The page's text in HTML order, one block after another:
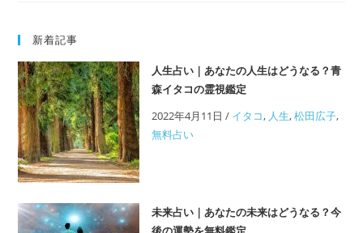
期
間
は
ど
の
く
ら
い
必
新着記事
人生占い｜あなたの人生はどうなる？青
森イタコの霊視鑑定
2022年4月11日 / イタコ, 人生,松田広子,
無料占い
未来占い｜あなたの未来はどうなる？今